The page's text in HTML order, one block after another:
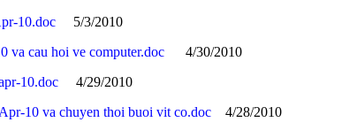
10.doc 5/3/2010
va cau hoi ve computer.doc 4/30/2010
10.doc 4/29/2010
10 va chuyen thoi buoi vit co.doc 4/28/2010